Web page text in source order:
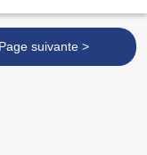
Page suivante >